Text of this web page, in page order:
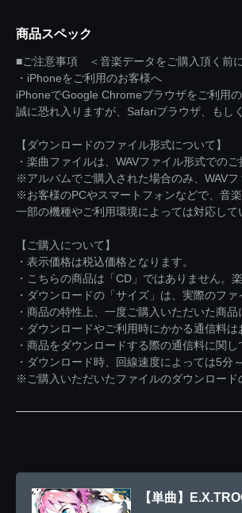
商品スペック
■ご注意事項 ＜音楽データをご購入頂く前
・iPhoneをご利用のお客様へ
iPhoneでGoogle Chromeブラウザをご利用
誠に恐れ入りますが、Safariブラウザ、もし
【ダウンロードのファイル形式について】
・楽曲ファイルは、WAVファイル形式でのご
※アルバムでご購入された場合のみ、WAV
※お客様のPCやスマートフォンなどで、音
一部の機種やご利用環境によっては対応して
【ご購入について】
・表示価格は税込価格となります。
・こちらの商品は「CD」ではありません。
・ダウンロードの「サイズ」は、実際のフ
・商品の特性上、一度ご購入いただいた商
・ダウンロードやご利用時にかかる通信料は
・商品をダウンロードする際の通信料に関
・ダウンロード時、回線速度によっては5分
※ご購入いただいたファイルのダウンロード
【単曲】